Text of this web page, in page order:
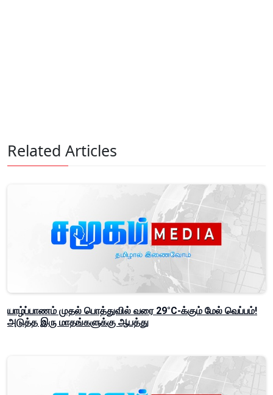
Related Articles
யாழ்ப்பாணம் முதல் பொத்துவில் வரை 29°C-க்கும் மேல் வெப்பம்!
அடுத்த இரு மாதங்களுக்கு ஆபத்து